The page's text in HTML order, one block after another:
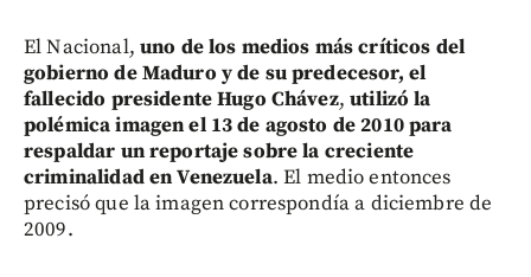
El Nacional, uno de los medios más críticos del
gobierno de Maduro y de su predecesor, el
fallecido presidente Hugo Chávez,utilizó la
polémica imagen el 13 de agosto de 2010 para
respaldar un reportaje sobre la creciente
criminalidad en Venezuela. El medio entonces
precisó que la imagen correspondía a diciembre de
2009.